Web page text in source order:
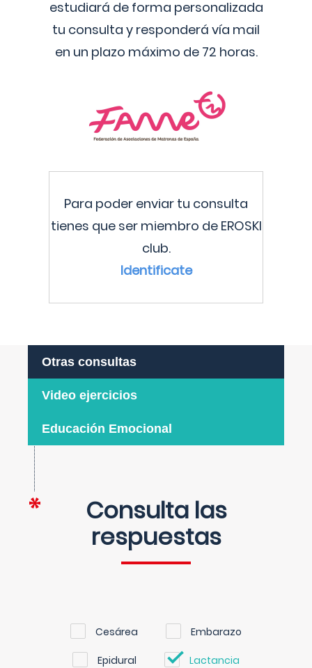
estudiará de forma personalizada
tu consulta y responderá vía mail
en un plazo máximo de 72 horas.
Para poder enviar tu consulta
tienes que ser miembro de EROSKI
club.
Identificate
Otras consultas
Video ejercicios
Educación Emocional
Consulta las
respuestas
Cesárea Embarazo
Epidural Lactancia